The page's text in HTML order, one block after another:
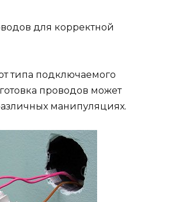
для корректной
типа подключаемого
проводов может
манипуляциях.